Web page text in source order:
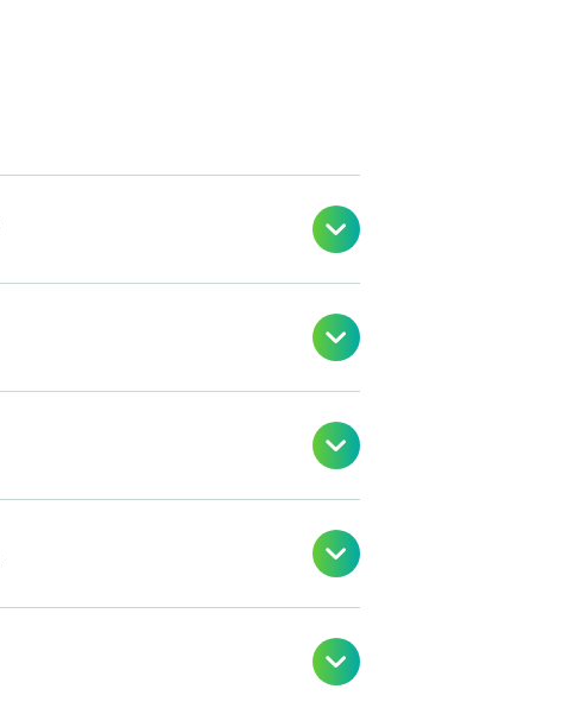




